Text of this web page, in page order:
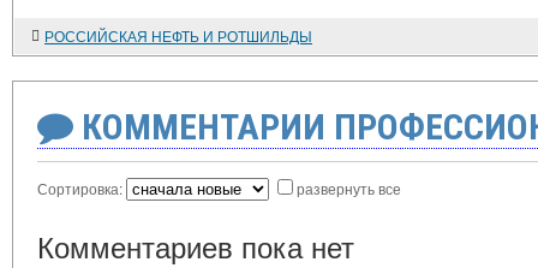
РОССИЙСКАЯ НЕФТЬ И РОТШИЛЬДЫ
КОММЕНТАРИИ
Сортировка: развернуть все
Комментариев пока нет